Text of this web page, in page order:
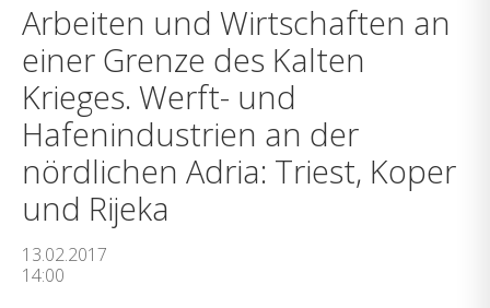
Arbeiten und Wirtschaften an
einer Grenze des Kalten
Krieges. Werft- und
Hafenindustrien an der
nördlichen Adria: Triest, Koper
und Rijeka
13.02.2017
14:00